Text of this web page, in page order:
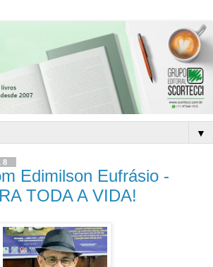
▼
Edimilson Eufrásio -
TODA A VIDA!